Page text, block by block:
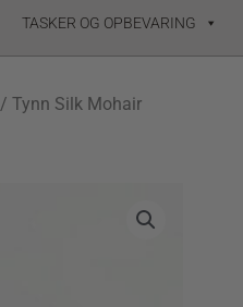
TASKER OG OPBEVARING
/ Tynn Silk Mohair